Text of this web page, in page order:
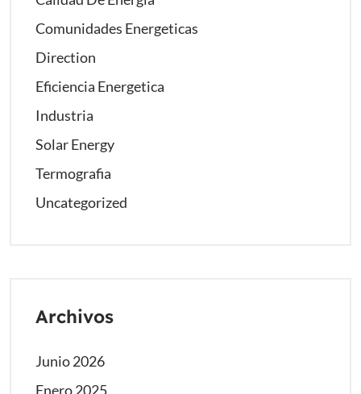
Comunidades Energeticas
Direction
Eficiencia Energetica
Industria
Solar Energy
Termografia
Uncategorized
Archivos
Junio 2026
Enero 2025